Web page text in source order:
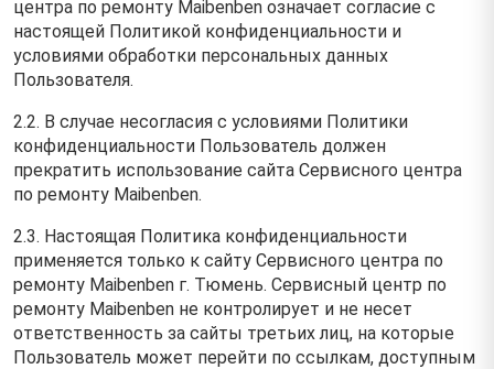
центра по ремонту Maibenben означает согласие с
настоящей Политикой конфиденциальности и
условиями обработки персональных данных
Пользователя.
2.2. В случае несогласия с условиями Политики
конфиденциальности Пользователь должен
прекратить использование сайта Сервисного центра
по ремонту Maibenben.
2.3. Настоящая Политика конфиденциальности
применяется только к сайту Сервисного центра по
ремонту Maibenben г. Тюмень. Сервисный центр по
ремонту Maibenben не контролирует и не несет
ответственность за сайты третьих лиц, на которые
Пользователь может перейти по ссылкам, доступным